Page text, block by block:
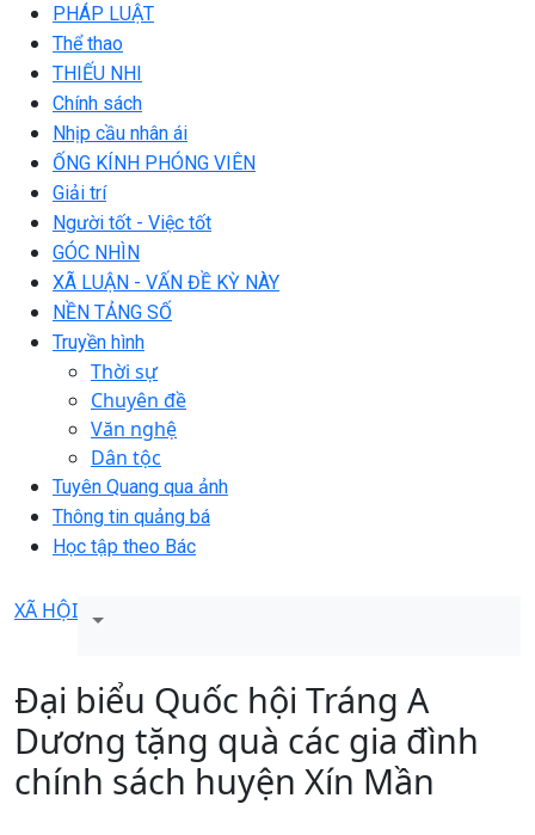
PHÁP LUẬT
Thể thao
THIẾU NHI
Chính sách
Nhịp cầu nhân ái
ỐNG KÍNH PHÓNG VIÊN
Giải trí
Người tốt - Việc tốt
GÓC NHÌN
XÃ LUẬN - VẤN ĐỀ KỲ NÀY
NỀN TẢNG SỐ
Truyền hình
Thời sự
Chuyên đề
Văn nghệ
Dân tộc
Tuyên Quang qua ảnh
Thông tin quảng bá
Học tập theo Bác
XÃ HỘI
Đại biểu Quốc hội Tráng A
Dương tặng quà các gia đình
chính sách huyện Xín Mần